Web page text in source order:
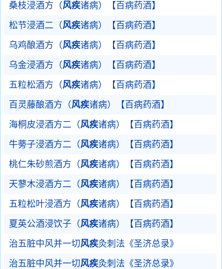
桑枝浸酒方（风疾诸病）【百病药酒】
松节浸酒二（风疾诸病）【百病药酒】
乌鸡酿酒方（风疾诸病）【百病药酒】
乌金浸酒方（风疾诸病）【百病药酒】
五粒松酒方（风疾诸病）【百病药酒】
百灵藤酿酒方（风疾诸病）【百病药酒】
海桐皮浸酒方二（风疾诸病）【百病药酒】
牛蒡子浸酒方二（风疾诸病）【百病药酒】
桃仁朱砂煎酒方（风疾诸病）【百病药酒】
天蓼木浸酒方二（风疾诸病）【百病药酒】
五粒松叶浸酒方（风疾诸病）【百病药酒】
夏英公酒浸饮子（风疾诸病）【百病药酒】
治五脏中风并一切风疾灸刺法《圣济总录》
治五脏中风并一切风疾灸刺法《圣济总录》